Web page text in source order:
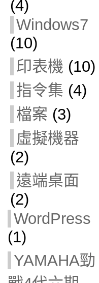
(4)
Windows7
(10)
印表機 (10)
指令集 (4)
檔案 (3)
虛擬機器
(2)
遠端桌面
(2)
WordPress
(1)
YAMAHA勁